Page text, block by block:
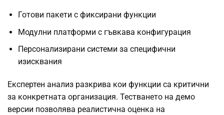
Готови пакети с фиксирани функции
Модулни платформи с гъвкава конфигурация
Персонализирани системи за специфични
изисквания
Експертен анализ разкрива кои функции са критични
за конкретната организация. Тестването на демо
версии позволява реалистична оценка на